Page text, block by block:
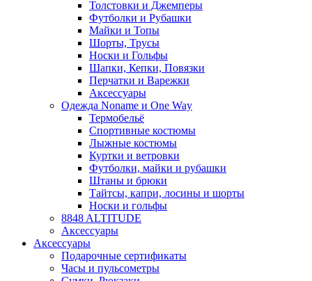
Толстовки и Джемперы
Футболки и Рубашки
Майки и Топы
Шорты, Трусы
Носки и Гольфы
Шапки, Кепки, Повязки
Перчатки и Варежки
Аксессуары
Одежда Noname и One Way
Термобельё
Спортивные костюмы
Лыжные костюмы
Куртки и ветровки
Футболки, майки и рубашки
Штаны и брюки
Тайтсы, капри, лосины и шорты
Носки и гольфы
8848 ALTITUDE
Аксессуары
Аксессуары
Подарочные сертификаты
Часы и пульсометры